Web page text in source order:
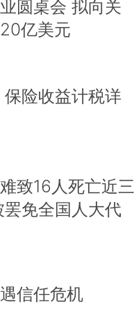
圆桌会 拟向关
亿美元
险收益计税详
致16人死亡近三
免全国人大代
信任危机